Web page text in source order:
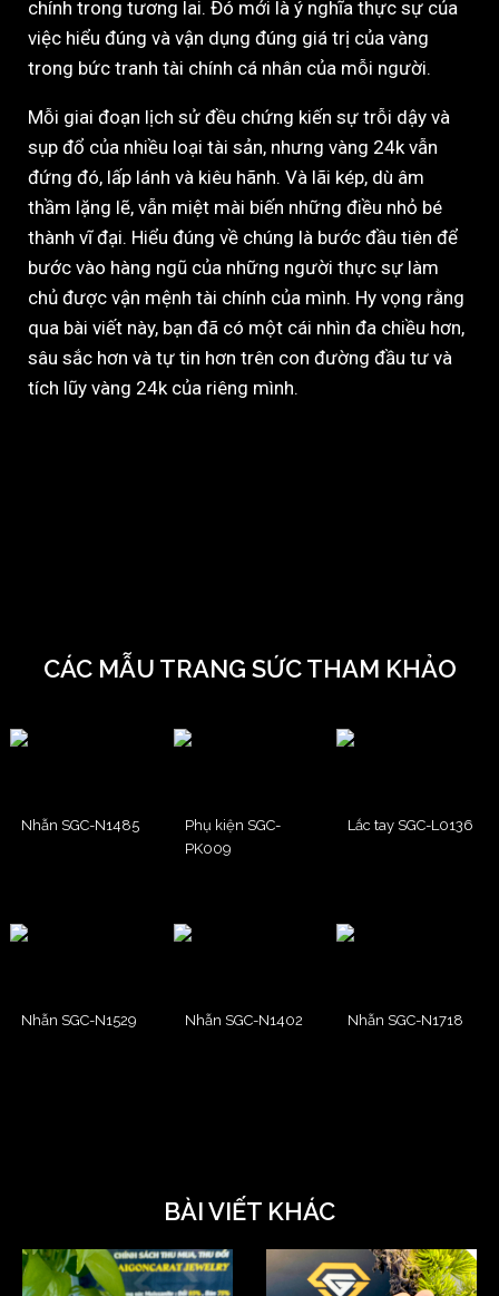
chính trong tương lai. Đó mới là ý nghĩa thực sự của
việc hiểu đúng và vận dụng đúng giá trị của vàng
trong bức tranh tài chính cá nhân của mỗi người.
Mỗi giai đoạn lịch sử đều chứng kiến sự trỗi dậy và
sụp đổ của nhiều loại tài sản, nhưng vàng 24k vẫn
đứng đó, lấp lánh và kiêu hãnh. Và lãi kép, dù âm
thầm lặng lẽ, vẫn miệt mài biến những điều nhỏ bé
thành vĩ đại. Hiểu đúng về chúng là bước đầu tiên để
bước vào hàng ngũ của những người thực sự làm
chủ được vận mệnh tài chính của mình. Hy vọng rằng
qua bài viết này, bạn đã có một cái nhìn đa chiều hơn,
sâu sắc hơn và tự tin hơn trên con đường đầu tư và
tích lũy vàng 24k của riêng mình.
CÁC MẪU TRANG SỨC THAM KHẢO
Nhẫn SGC-N1485
Phụ kiện SGC-
PK009
Lắc tay SGC-L0136
Nhẫn SGC-N1529 Nhẫn SGC-N1402 Nhẫn SGC-N1718
BÀI VIẾT KHÁC